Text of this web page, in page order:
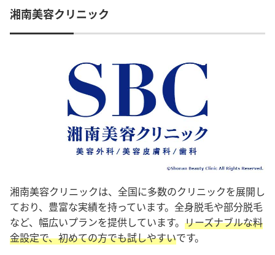
湘南美容クリニック
湘南美容クリニックは、全国に多数のクリニックを展開し
ており、豊富な実績を持っています。全身脱毛や部分脱毛
など、幅広いプランを提供しています。 リーズナブルな料
金設定で、初めての方でも試しやすいです。